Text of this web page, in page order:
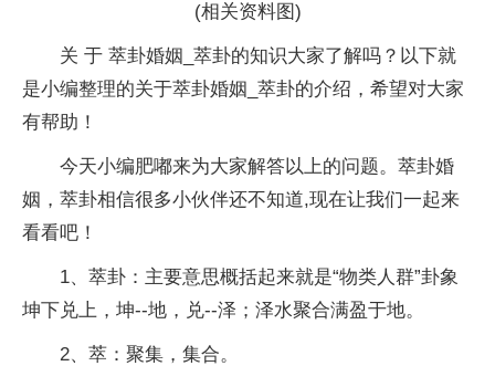
(相关资料图)
关 于 萃卦婚姻_萃卦的知识大家了解吗？以下就
是小编整理的关于萃卦婚姻_萃卦的介绍，希望对大家
有帮助！
今天小编肥嘟来为大家解答以上的问题。萃卦婚
姻，萃卦相信很多小伙伴还不知道,现在让我们一起来
看看吧！
1、萃卦：主要意思概括起来就是“物类人群”卦象
坤下兑上，坤--地，兑--泽；泽水聚合满盈于地。
2、萃：聚集，集合。